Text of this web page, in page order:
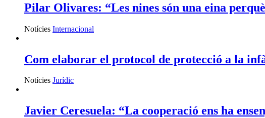
Pilar Olivares: “Les nines són una eina
Notícies Internacional
Com elaborar el protocol de protecció a la
Notícies Jurídic
Javier Ceresuela: “La cooperació ens ha